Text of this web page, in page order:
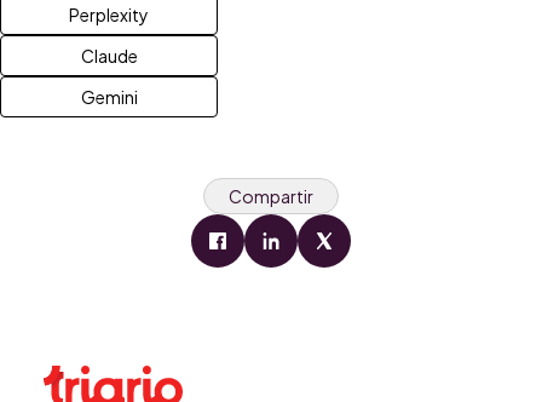
Perplexity
Claude
Gemini
Compartir